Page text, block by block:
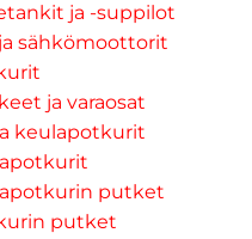
ja -suppilot
sähkömoottorit
ja varaosat
keulapotkurit
putket
putket